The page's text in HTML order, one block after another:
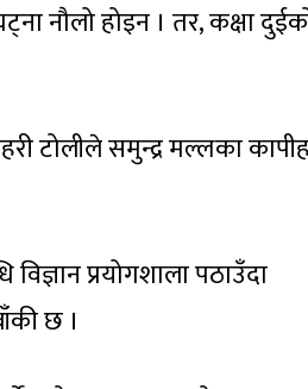
नौलो होइन । तर, कक्षा
टोलीले समुन्द्र मल्लका
विज्ञान प्रयोगशाला पठाउँदा
छ ।